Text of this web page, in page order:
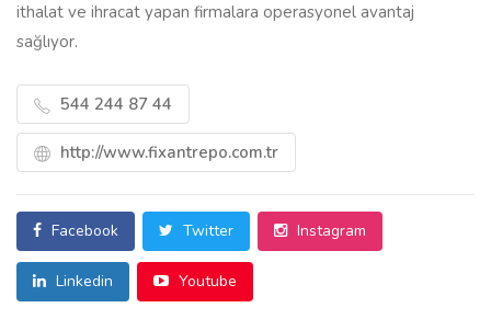
ithalat ve ihracat yapan firmalara operasyonel avantaj
sağlıyor.
544 244 87 44
http://www.fixantrepo.com.tr
Facebook Twitter Instagram
Linkedin Youtube